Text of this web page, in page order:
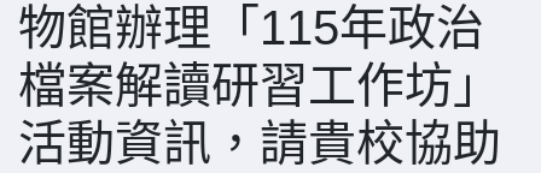
物館辦理「115年政治
檔案解讀研習工作坊」
活動資訊，請貴校協助